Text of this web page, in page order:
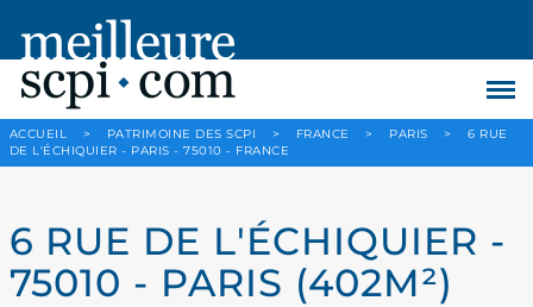
ACCUEIL > PATRIMOINE DES SCPI > FRANCE > PARIS >
6 RUE
DE L'ÉCHIQUIER - PARIS - 75010 - FRANCE
6 RUE DE L'ÉCHIQUIER -
75010 - PARIS (402M²)